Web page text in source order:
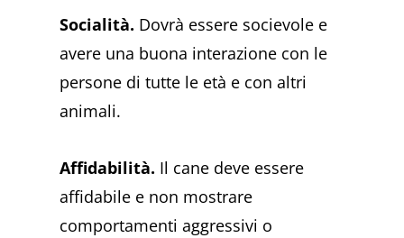
Socialità. Dovrà essere socievole e
avere una buona interazione con le
persone di tutte le età e con altri
animali.
Affidabilità. Il cane deve essere
affidabile e non mostrare
comportamenti aggressivi o